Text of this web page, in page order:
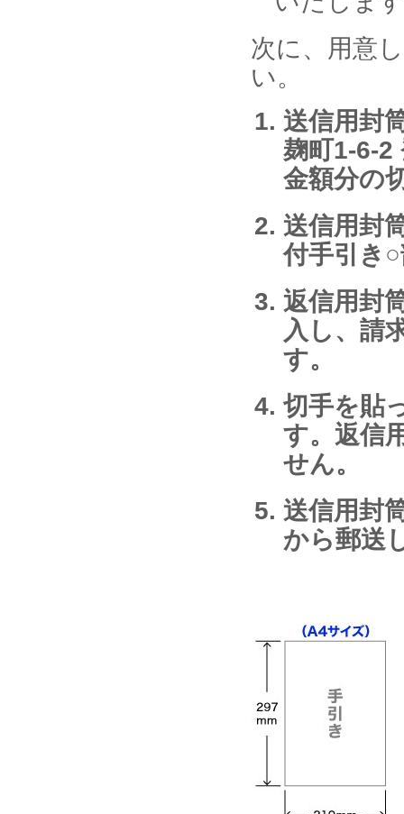
次に、用意
い。
送信用封
麹町1-6-2
金額分の
送信用封
付手引き
返信用封
入し、請
す。
切手を貼
す。返信
せん。
送信用封
から郵送